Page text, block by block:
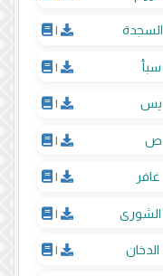
السجدة |
سبأ |
يس |
ص |
غافر |
الشورى |
الدخان |